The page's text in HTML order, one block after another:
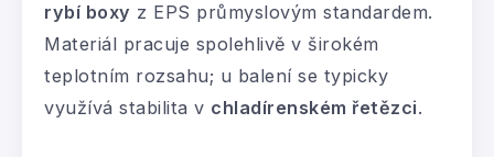
rybí boxy z EPS průmyslovým standardem.
Materiál pracuje spolehlivě v širokém
teplotním rozsahu; u balení se typicky
využívá stabilita v chladírenském řetězci.